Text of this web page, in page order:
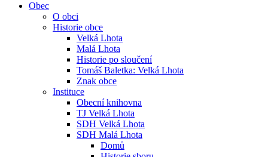
Obec
O obci
Historie obce
Velká Lhota
Malá Lhota
Historie po sloučení
Tomáš Baletka: Velká Lhota
Znak obce
Instituce
Obecní knihovna
TJ Velká Lhota
SDH Velká Lhota
SDH Malá Lhota
Domů